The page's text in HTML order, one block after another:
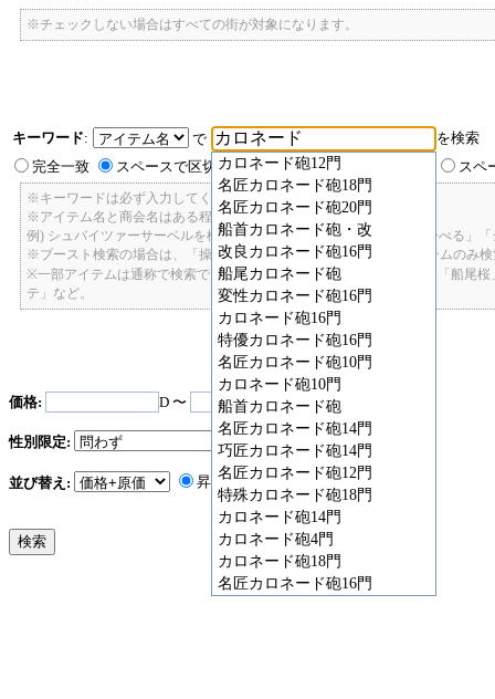
※チェックしない場合はすべての街が対象になります。
キーワード:
で
カロネード砲12門
名匠カロネード砲18門
名匠カロネード砲20門
船首カロネード砲・改
改良カロネード砲16門
船尾カロネード砲
変性カロネード砲16門
カロネード砲16門
特優カロネード砲16門
名匠カロネード砲10門
カロネード砲10門
船首カロネード砲
名匠カロネード砲14門
巧匠カロネード砲14門
名匠カロネード砲12門
特殊カロネード砲18門
カロネード砲14門
カロネード砲4門
カロネード砲18門
名匠カロネード砲16門
を検索
完全一致
スペースで区切ったキーワードのいずれかを含む スペ
※キーワードは必ず入力してください。
※アイテム名と商会名はある程度曖昧に検索できます。
例) シュバイツァーサーベルを検索したい場合: 「しゅばいつあーさーべる」
※ブースト検索の場合は、「操舵+2」で検索すると、操舵+2のアイテムのみ
※一部アイテムは通称で検索できます。「カテ1」「C1」「ロット1」「船尾
テ」など。
価格: D 〜 D
性別限定:
並び替え: 昇順 降順